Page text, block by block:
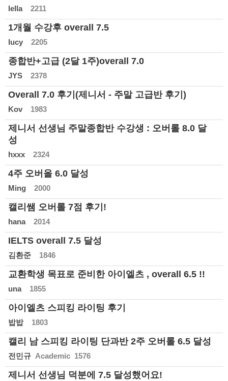
lella 2211
1개월 수강후 overall 7.5
lucy 2205
종합반+고급 (2달 1주)overall 7.0
JYS 2378
Overall 7.0 후기(제니서 - 주말 고급반 후기)
Kov 1983
제니서 선생님 주말종합반 수강생 : 오버롤 8.0 달
성
hxxx 2324
4주 오버올 6.0 달성
Ming 2000
캘리쌤 오버롤 7점 후기!
hana 2014
IELTS overall 7.5 달성
김환준 1846
교환학생 목표로 준비한 아이엘츠 , overall 6.5 !!
una 1855
아이엘츠 스피킹 라이팅 후기
밥밥 1803
캘리 남 스피킹 라이팅 단과반 2주 오버롤 6.5 달성
전민규 Academic 1576
제니서 선생님 덕분에 7.5 달성했어요!